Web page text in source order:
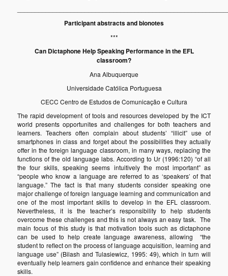
Participant abstracts and bionotes
***
Can Dictaphone Help Speaking Performance in the EFL
classroom?
Ana Albuquerque
Universidade Católica Portuguesa
CECC Centro de Estudos de Comunicação e Cultura
The rapid development of tools and resources developed by the ICT
world presents opportunites and challenges for both teachers and
learners. Teachers often complain about students’ “illicit” use of
smartphones in class and forget about the possibilities they actually
offer in the foreign language classroom, in many ways, replacing the
functions of the old language labs. According to Ur (1996:120) “of all
the four skills, speaking seems intuitively the most important” as
“people who know a language are referred to as ‘speakers’ of that
language.” The fact is that many students consider speaking one
major challenge of foreign language learning and communication and
one of the most important skills to develop in the EFL classroom.
Nevertheless, it is the teacher’s responsibility to help students
overcome these challenges and this is not always an easy task. The
main focus of this study is that motivation tools such as dictaphone
can be used to help create language awareness, allowing “the
student to reflect on the process of language acquisition, learning and
language use” (Bilash and Tulasiewicz, 1995: 49), which in turn will
eventually help learners gain confidence and enhance their speaking
skills.